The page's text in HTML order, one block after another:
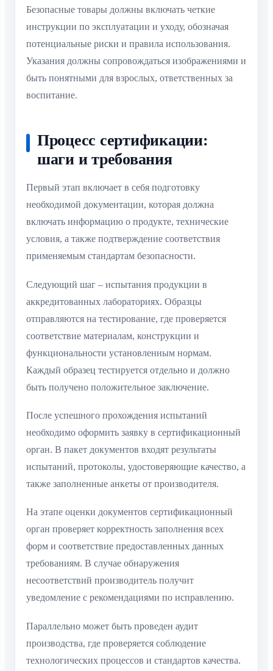
Безопасные товары должны включать четкие
инструкции по эксплуатации и уходу, обозначая
потенциальные риски и правила использования.
Указания должны сопровождаться изображениями и
быть понятными для взрослых, ответственных за
воспитание.
Процесс сертификации:
шаги и требования
Первый этап включает в себя подготовку
необходимой документации, которая должна
включать информацию о продукте, технические
условия, а также подтверждение соответствия
применяемым стандартам безопасности.
Следующий шаг – испытания продукции в
аккредитованных лабораториях. Образцы
отправляются на тестирование, где проверяется
соответствие материалам, конструкции и
функциональности установленным нормам.
Каждый образец тестируется отдельно и должно
быть получено положительное заключение.
После успешного прохождения испытаний
необходимо оформить заявку в сертификационный
орган. В пакет документов входят результаты
испытаний, протоколы, удостоверяющие качество, а
также заполненные анкеты от производителя.
На этапе оценки документов сертификационный
орган проверяет корректность заполнения всех
форм и соответствие предоставленных данных
требованиям. В случае обнаружения
несоответствий производитель получит
уведомление с рекомендациями по исправлению.
Параллельно может быть проведен аудит
производства, где проверяется соблюдение
технологических процессов и стандартов качества.